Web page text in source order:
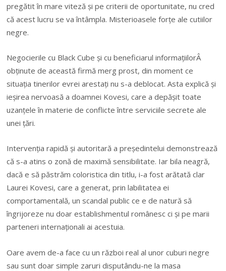
pregătit în mare viteză și pe criterii de oportunitate, nu cred
că acest lucru se va întâmpla. Misterioasele forțe ale cutiilor
negre.
Negocierile cu Black Cube și cu beneficiarul informațiilorÂ
obținute de această firmă merg prost, din moment ce
situația tinerilor evrei arestați nu s-a deblocat. Asta explică și
ieșirea nervoasă a doamnei Kovesi, care a depășit toate
uzanțele în materie de conflicte între serviciile secrete ale
unei țări.
Intervenția rapidă și autoritară a președintelui demonstrează
că s-a atins o zonă de maximă sensibilitate. Iar bila neagră,
dacă e să păstrăm coloristica din titlu, i-a fost arătată clar
Laurei Kovesi, care a generat, prin labilitatea ei
comportamentală, un scandal public ce e de natură să
îngrijoreze nu doar establishmentul românesc ci și pe marii
parteneri internaționali ai acestuia.
Oare avem de-a face cu un război real al unor cuburi negre
sau sunt doar simple zaruri disputându-ne la masa